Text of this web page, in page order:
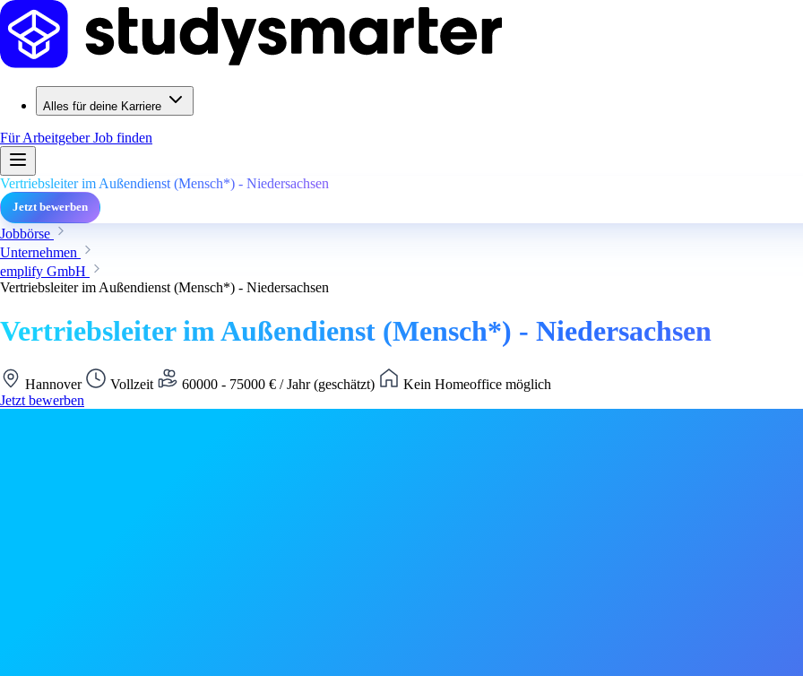
Alles für deine Karriere
Für ArbeitgeberJob finden
Vertriebsleiter im Außendienst (Mensch*) - Niedersachsen
Jetzt bewerben
Jobbörse
Unternehmen
emplify GmbH
Vertriebsleiter im Außendienst (Mensch*) - Niedersachsen
Vertriebsleiter im Außendienst (Mensch*) - Niedersachsen
Hannover Vollzeit 60000 - 75000 € / Jahr (geschätzt)
Kein Homeoffice möglich
Jetzt bewerben